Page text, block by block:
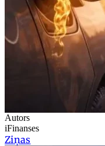
Autors
iFinanses
Ziņas